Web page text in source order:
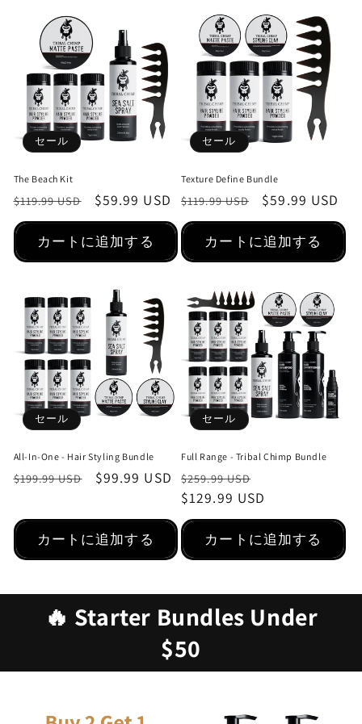
セール
The Beach Kit
通
常
価
格
$119.99 USD
セ
ー
ル
価
$59.99 USD
カートに追加する
セール
Texture Define Bundle
通
常
価
格
$119.99 USD
セ
ー
ル
価
$59.99 USD
カートに追加する
セール
All-In-One - Hair Styling Bundle
通
価
格
$199.99 USD
セ
ル
価
格
$99.99 USD
カートに追加する
セール
Full Range - Tribal Chimp Bundle
通
常
価
格
$259.99 USD
ー
ル
価
格
$129.99 USD
カートに追加する
🔥 Starter Bundles Under
$50